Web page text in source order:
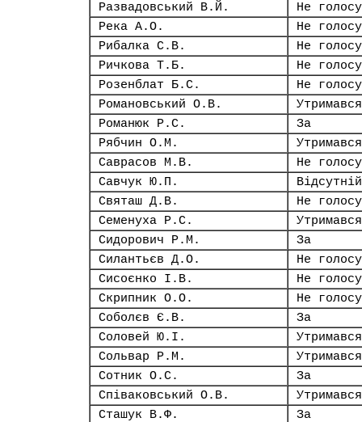
Развадовський В.Й.
Не
Река А.О.
Не
Рибалка С.В.
Не
Ричкова Т.Б.
Не
Розенблат Б.С.
Не
Романовський О.В.
Утримався
Романюк Р.С.
За
Рябчин О.М.
Утримався
Саврасов М.В.
Не
Савчук Ю.П.
Відсутній
Святаш Д.В.
Не
Семенуха Р.С.
Утримався
Сидорович Р.М.
За
Силантьєв Д.О.
Не
Сисоєнко І.В.
Не
Скрипник О.О.
Не
Соболєв Є.В.
За
Соловей Ю.І.
Утримався
Сольвар Р.М.
Утримався
Сотник О.С.
За
Співаковський О.В.
Утримався
Сташук В.Ф.
За